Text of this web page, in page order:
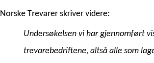
Norske Trevarer skriver videre:
Undersøkelsen vi har gjennomført
trevarebedriftene, altså alle som